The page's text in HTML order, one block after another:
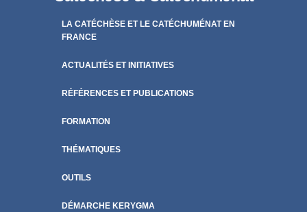
LA CATÉCHÈSE ET LE CATÉCHUMÉNAT EN
FRANCE
ACTUALITÉS ET INITIATIVES
RÉFÉRENCES ET PUBLICATIONS
FORMATION
THÉMATIQUES
OUTILS
DÉMARCHE KERYGMA